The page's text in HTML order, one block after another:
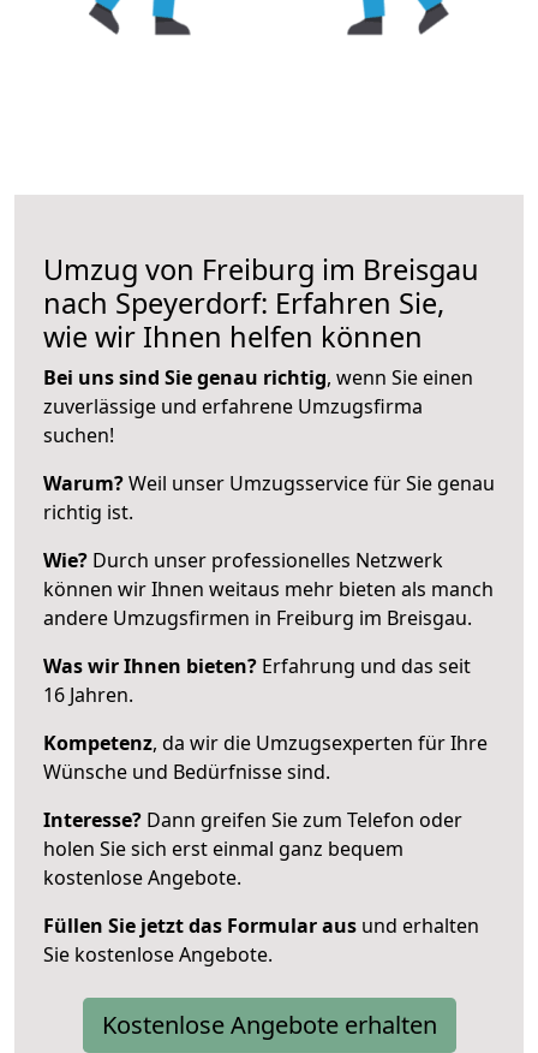
Umzug von Freiburg im Breisgau
nach Speyerdorf: Erfahren Sie,
wie wir Ihnen helfen können
Bei uns sind Sie genau richtig, wenn Sie einen
zuverlässige und erfahrene Umzugsfirma
suchen!
Warum?Weil unser Umzugsservice für Sie genau
richtig ist.
Wie? Durch unser professionelles Netzwerk
können wir Ihnen weitaus mehr bieten als manch
andere Umzugsfirmen in Freiburg im Breisgau.
Was wir Ihnen bieten? Erfahrung und das seit
16 Jahren.
Kompetenz, da wir die Umzugsexperten für Ihre
Wünsche und Bedürfnisse sind.
Interesse? Dann greifen Sie zum Telefon oder
holen Sie sich erst einmal ganz bequem
kostenlose Angebote.
Füllen Sie jetzt das Formular aus und erhalten
Sie kostenlose Angebote.
Kostenlose Angebote erhalten